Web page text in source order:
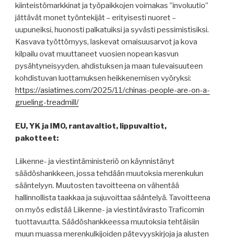
kiinteistömarkkinat ja työpaikkojen voimakas ”involuutio”
jättävät monet työntekijät – erityisesti nuoret –
uupuneiksi, huonosti palkatuiksi ja syvästi pessimistisiksi.
Kasvava työttömyys, laskevat omaisuusarvot ja kova
kilpailu ovat muuttaneet vuosien nopean kasvun
pysähtyneisyyden, ahdistuksen ja maan tulevaisuuteen
kohdistuvan luottamuksen heikkenemisen vyöryksi:
https://asiatimes.com/2025/11/chinas-people-are-on-a-
grueling-treadmill/
EU, YK ja IMO, rantavaltiot, lippuvaltiot,
pakotteet:
Liikenne- ja viestintäministeriö on käynnistänyt
säädöshankkeen, jossa tehdään muutoksia merenkulun
sääntelyyn. Muutosten tavoitteena on vähentää
hallinnollista taakkaa ja sujuvoittaa sääntelyä. Tavoitteena
on myös edistää Liikenne- ja viestintävirasto Traficomin
tuottavuutta. Säädöshankkeessa muutoksia tehtäisiin
muun muassa merenkulkijoiden pätevyyskirjoja ja alusten